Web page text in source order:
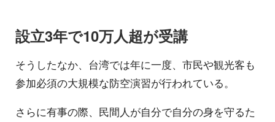
設立3年で10万人超が受講
そうしたなか、台湾では年に一度、市民や観光客も
参加必須の大規模な防空演習が行われている。
さらに有事の際、民間人が自分で自分の身を守るた